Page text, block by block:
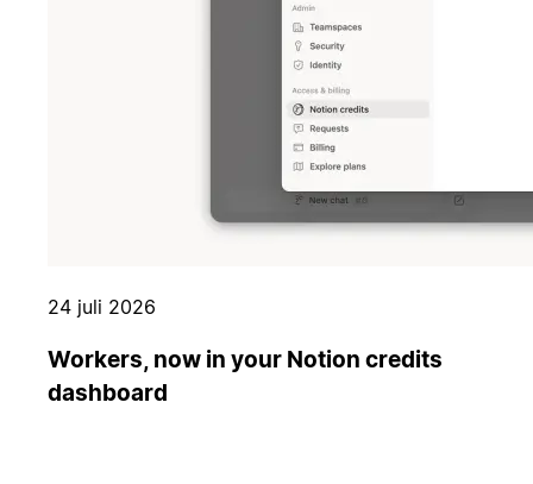
24 juli 2026
Workers, now in your Notion credits
dashboard